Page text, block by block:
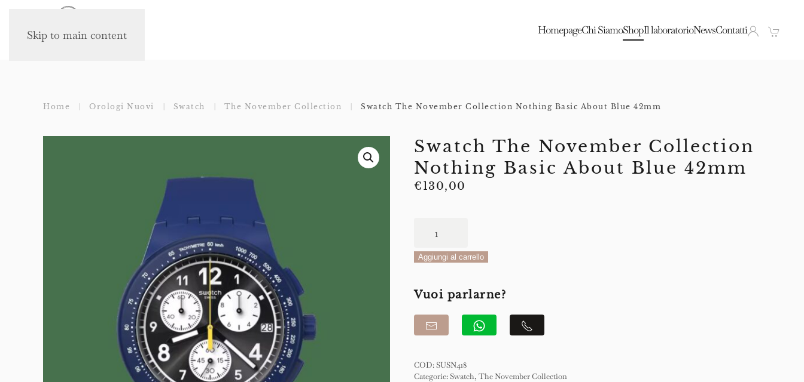
Skip to main content HomepageChi SiamoShopIl laboratorioNewsContatti
Home Orologi Nuovi Swatch The November Collection Swatch The November Collection Nothing Basic About Blue 42mm
Swatch The November Collection
Nothing Basic About Blue 42mm
€130,00
November
Nothing
About
Blue
quantità
Aggiungi al carrello
Vuoi parlarne?
COD:SUSN418
Categorie:Swatch, The November Collection